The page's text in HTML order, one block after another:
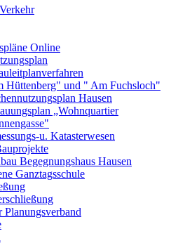
Online
Hüttenberg" und " Am Fuchsloch"
Hausen
„Wohnquartier
u. Katasterwesen
Begegnungshaus Hausen
Ganztagsschule
Planungsverband